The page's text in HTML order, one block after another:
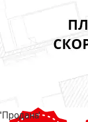
'Продана'